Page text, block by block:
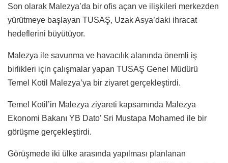
Son olarak Malezya’da bir ofis açan ve ilişkileri merkezden
yürütmeye başlayan TUSAŞ, Uzak Asya’daki ihracat
hedeflerini büyütüyor.
Malezya ile savunma ve havacılık alanında önemli iş
birlikleri için çalışmalar yapan TUSAŞ Genel Müdürü
Temel Kotil Malezya’ya bir ziyaret gerçekleştirdi.
Temel Kotil’in Malezya ziyareti kapsamında Malezya
Ekonomi Bakanı YB Dato’ Sri Mustapa Mohamed ile bir
görüşme gerçekleştirdi.
Görüşmede iki ülke arasında yapılması planlanan